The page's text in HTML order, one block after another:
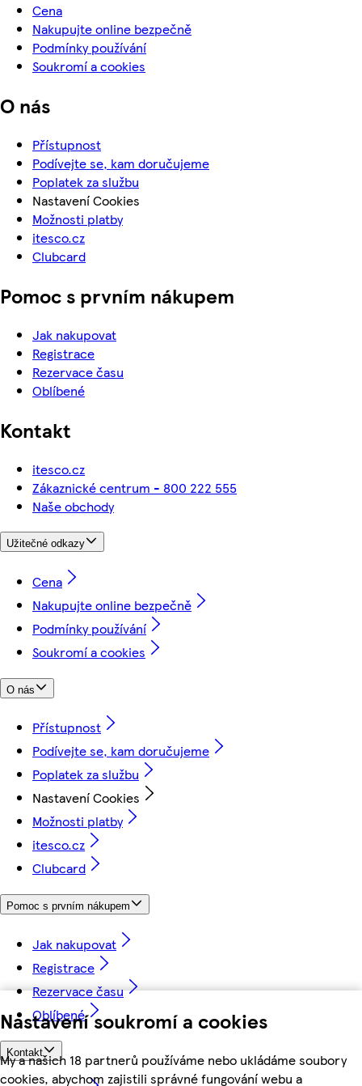
Nastavení soukromí a cookies
My a našich 18 partnerů používáme nebo ukládáme soubory
cookies, abychom zajistili správné fungování webu a
Cena
Nakupujte online bezpečně
Podmínky používání
Soukromí a cookies
O nás
Přístupnost
Podívejte se, kam doručujeme
Poplatek za službu
Nastavení Cookies
Možnosti platby
itesco.cz
Clubcard
Pomoc s prvním nákupem
Jak nakupovat
Registrace
Rezervace času
Oblíbené
Kontakt
itesco.cz
Zákaznické centrum - 800 222 555
Naše obchody
Užitečné odkazy
Cena
Nakupujte online bezpečně
Podmínky používání
Soukromí a cookies
O nás
Přístupnost
Podívejte se, kam doručujeme
Poplatek za službu
Nastavení Cookies
Možnosti platby
itesco.cz
Clubcard
Pomoc s prvním nákupem
Jak nakupovat
Registrace
Rezervace času
Oblíbené
Kontakt